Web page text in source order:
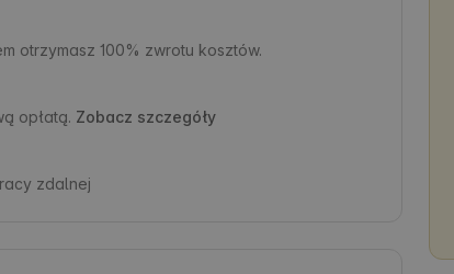
otrzymasz 100% zwrotu kosztów.
opłatą. Zobacz szczegóły
zdalnej